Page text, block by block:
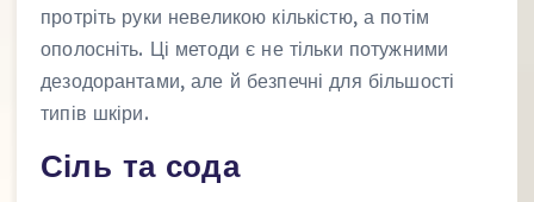
протріть руки невеликою кількістю, а потім
ополосніть. Ці методи є не тільки потужними
дезодорантами, але й безпечні для більшості
типів шкіри.
Сіль та сода